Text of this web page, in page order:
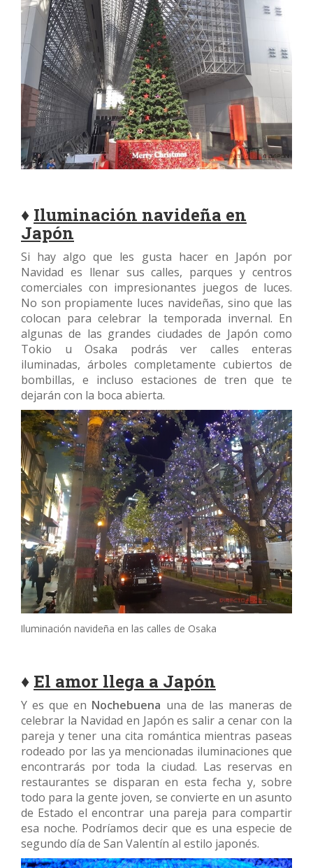
♦ Iluminación navideña en
Japón
Si hay algo que les gusta hacer en Japón por
Navidad es llenar sus calles, parques y centros
comerciales con impresionantes juegos de luces.
No son propiamente luces navideñas, sino que las
colocan para celebrar la temporada invernal. En
algunas de las grandes ciudades de Japón como
Tokio u Osaka podrás ver calles enteras
iluminadas, árboles completamente cubiertos de
bombillas, e incluso estaciones de tren que te
dejarán con la boca abierta.
Iluminación navideña en las calles de Osaka
♦ El amor llega a Japón
Y es que en Nochebuena una de las maneras de
celebrar la Navidad en Japón es salir a cenar con la
pareja y tener una cita romántica mientras paseas
rodeado por las ya mencionadas iluminaciones que
encontrarás por toda la ciudad. Las reservas en
restaurantes se disparan en esta fecha y, sobre
todo para la gente joven, se convierte en un asunto
de Estado el encontrar una pareja para compartir
esa noche. Podríamos decir que es una especie de
segundo día de San Valentín al estilo japonés.